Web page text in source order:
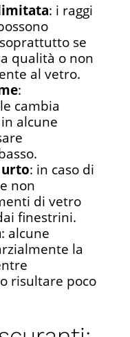
: i raggi
se
qualità o non
al vetro.
:
cambia
alcune
urto: in caso di
non
di vetro
finestrini.
: alcune
la
risultare poco